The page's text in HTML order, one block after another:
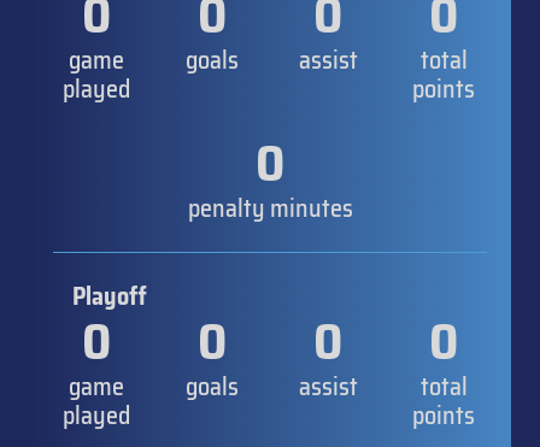
game
played
goals assist total
points
0
penalty minutes
Playoff
0
game
played
0
goals
0
assist
0
total
points